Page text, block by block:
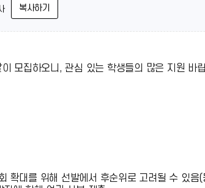
복사하기
모집하오니, 관심 있는 학생들의 많은 지원 바
대를 위해 선발에서 후순위로 고려될 수 있음(